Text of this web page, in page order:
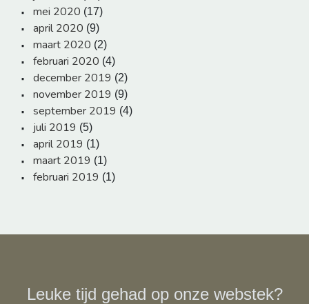
mei 2020 (17)
april 2020 (9)
maart 2020 (2)
februari 2020 (4)
december 2019 (2)
november 2019 (9)
september 2019 (4)
juli 2019 (5)
april 2019 (1)
maart 2019 (1)
februari 2019 (1)
Leuke tijd gehad op onze webstek?